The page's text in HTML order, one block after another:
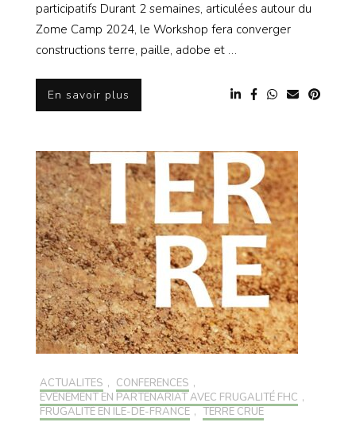
participatifs Durant 2 semaines, articulées autour du
Zome Camp 2024, le Workshop fera converger
constructions terre, paille, adobe et …
En savoir plus
ACTUALITÉS , CONFÉRENCES ,
EVÉNEMENT EN PARTENARIAT AVEC FRUGALITÉ FHC ,
FRUGALITÉ EN ILE-DE-FRANCE , TERRE CRUE